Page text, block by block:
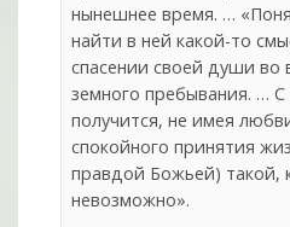
нынешнее время. …
найти в ней какой-то
спасении своей души во
земного пребывания. …
получится, не имея
спокойного принятия
правдой Божьей) такой,
невозможно».